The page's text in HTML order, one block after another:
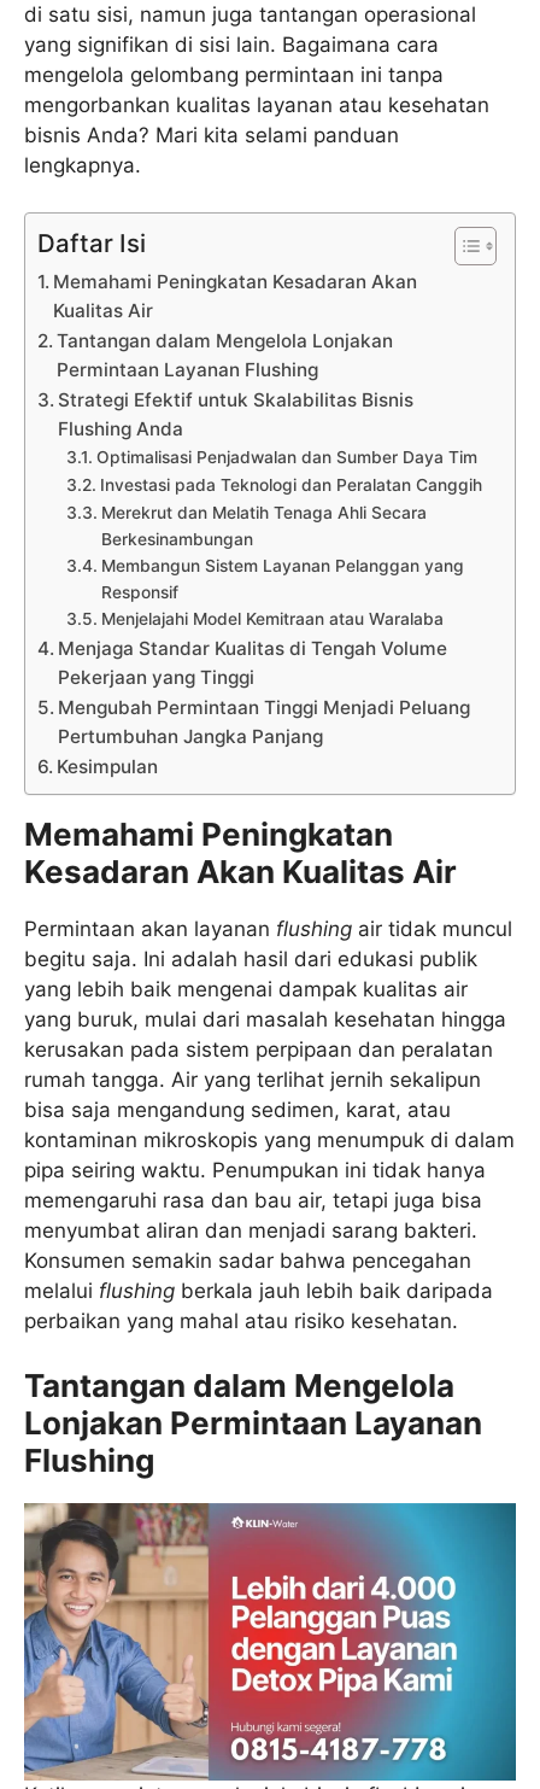
di satu sisi, namun juga tantangan operasional
yang signifikan di sisi lain. Bagaimana cara
mengelola gelombang permintaan ini tanpa
mengorbankan kualitas layanan atau kesehatan
bisnis Anda? Mari kita selami panduan
lengkapnya.
Daftar Isi
Memahami Peningkatan Kesadaran Akan
Kualitas Air
Tantangan dalam Mengelola Lonjakan
Permintaan Layanan Flushing
Strategi Efektif untuk Skalabilitas Bisnis
Flushing Anda
Optimalisasi Penjadwalan dan Sumber Daya Tim
Investasi pada Teknologi dan Peralatan Canggih
Merekrut dan Melatih Tenaga Ahli Secara
Berkesinambungan
Membangun Sistem Layanan Pelanggan yang
Responsif
Menjelajahi Model Kemitraan atau Waralaba
Menjaga Standar Kualitas di Tengah Volume
Pekerjaan yang Tinggi
Mengubah Permintaan Tinggi Menjadi Peluang
Pertumbuhan Jangka Panjang
Kesimpulan
Memahami Peningkatan
Kesadaran Akan Kualitas Air
Permintaan akan layanan flushing air tidak muncul
begitu saja. Ini adalah hasil dari edukasi publik
yang lebih baik mengenai dampak kualitas air
yang buruk, mulai dari masalah kesehatan hingga
kerusakan pada sistem perpipaan dan peralatan
rumah tangga. Air yang terlihat jernih sekalipun
bisa saja mengandung sedimen, karat, atau
kontaminan mikroskopis yang menumpuk di dalam
pipa seiring waktu. Penumpukan ini tidak hanya
memengaruhi rasa dan bau air, tetapi juga bisa
menyumbat aliran dan menjadi sarang bakteri.
Konsumen semakin sadar bahwa pencegahan
melalui flushing berkala jauh lebih baik daripada
perbaikan yang mahal atau risiko kesehatan.
Tantangan dalam Mengelola
Lonjakan Permintaan Layanan
Flushing